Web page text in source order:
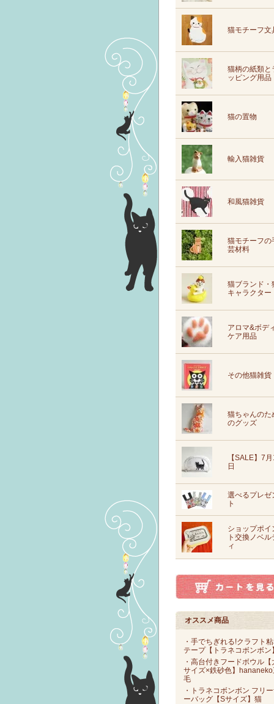
猫モチーフ文
猫柄の紙類と
ッピング用品
猫の置物
輸入猫雑貨
和風猫雑貨
猫モチーフの
芸材料
猫ブランド・
キャラクター
アロマ&ボデ
ケア用品
その他猫雑貨
猫ちゃんのた
のグッズ
【SALE】7月
日
選べるプレゼ
ト
ショップポイ
ト交換ノベル
ィ
オススメ商品
・手でちぎれる!クラフト
テープ【トラネコボンボン】
・高台付きフードボウル【
サイズ×鉄砂色】hananeko
毛
・トラネコボンボン フリ
ーバッグ【Sサイズ】猫